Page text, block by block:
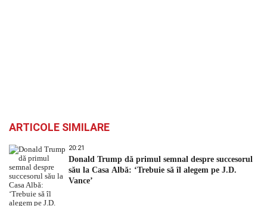
ARTICOLE SIMILARE
20:21
Donald Trump dă primul semnal despre succesorul
său la Casa Albă: ‘Trebuie să îl alegem pe J.D.
Vance’